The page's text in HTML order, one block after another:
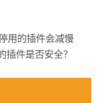
用的插件会减慢
插件是否安全？